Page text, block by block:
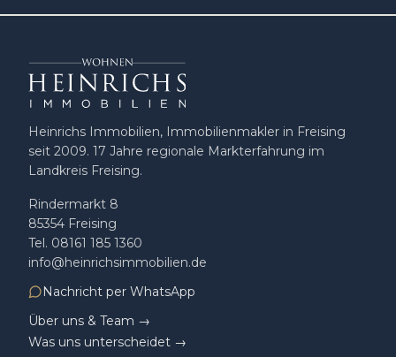
Heinrichs Immobilien, Immobilienmakler in Freising
seit 2009. 17 Jahre regionale Markterfahrung im
Landkreis Freising.
Rindermarkt 8
85354 Freising
Tel. 08161 185 1360
info@heinrichsimmobilien.de
Nachricht per WhatsApp
Über uns & Team →
Was uns unterscheidet →